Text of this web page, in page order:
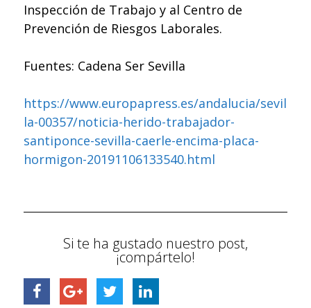
Inspección de Trabajo y al Centro de
Prevención de Riesgos Laborales.
Fuentes: Cadena Ser Sevilla
https://www.europapress.es/andalucia/sevil
la-00357/noticia-herido-trabajador-
santiponce-sevilla-caerle-encima-placa-
hormigon-20191106133540.html
Si te ha gustado nuestro post,
¡compártelo!